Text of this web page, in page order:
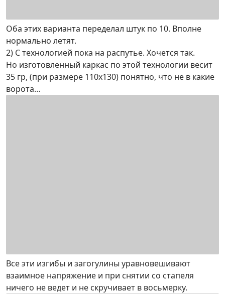
Оба этих варианта переделал штук по 10. Вполне
нормально летят.
2) С технологией пока на распутье. Хочется так.
Но изготовленный каркас по этой технологии весит
35 гр, (при размере 110х130) понятно, что не в какие
ворота…
Все эти изгибы и загогулины уравновешивают
взаимное напряжение и при снятии со стапеля
ничего не ведет и не скручивает в восьмерку.